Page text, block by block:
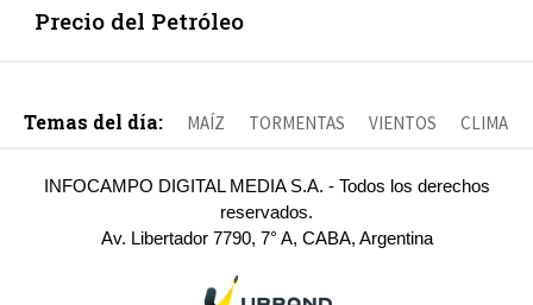
Precio del Petróleo
Temas del día: MAÍZ TORMENTAS VIENTOS CLIMA
INFOCAMPO DIGITAL MEDIA S.A. - Todos los derechos
reservados.
Av. Libertador 7790, 7° A, CABA, Argentina